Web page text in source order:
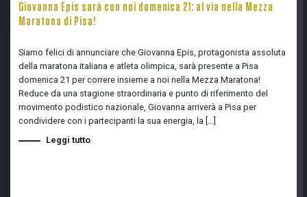
Giovanna Epis sarà con noi domenica 21: al via nella Mezza
Maratona di Pisa!
Siamo felici di annunciare che Giovanna Epis, protagonista assoluta
della maratona italiana e atleta olimpica, sarà presente a Pisa
domenica 21 per correre insieme a noi nella Mezza Maratona!
Reduce da una stagione straordinaria e punto di riferimento del
movimento podistico nazionale, Giovanna arriverà a Pisa per
condividere con i partecipanti la sua energia, la […]
Leggi tutto